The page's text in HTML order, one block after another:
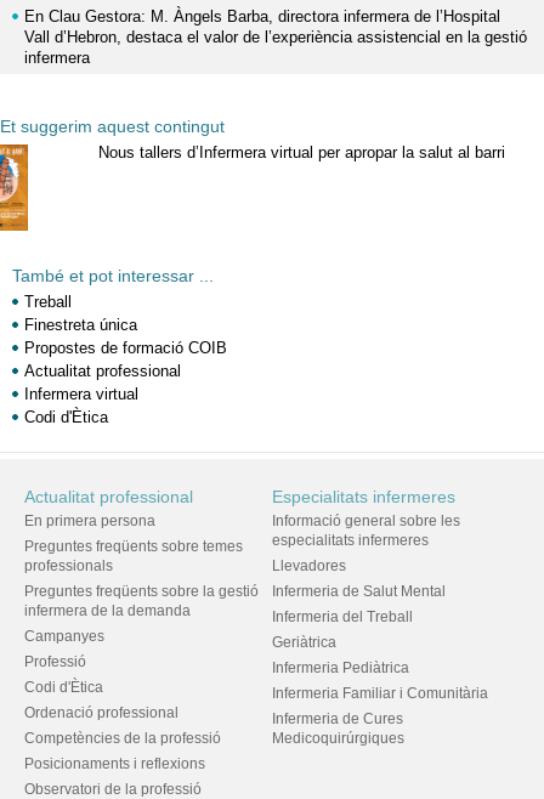
En Clau Gestora: M. Àngels Barba, directora infermera de l’Hospital
Vall d’Hebron, destaca el valor de l’experiència assistencial en la gestió
infermera
Et suggerim aquest contingut
Nous tallers d’Infermera virtual per apropar la salut al barri
També et pot interessar ...
Treball
Finestreta única
Propostes de formació COIB
Actualitat professional
Infermera virtual
Codi d'Ètica
Actualitat professional
En primera persona
Preguntes freqüents sobre temes
professionals
Preguntes freqüents sobre la gestió
infermera de la demanda
Campanyes
Professió
Codi d'Ètica
Ordenació professional
Competències de la professió
Posicionaments i reflexions
Observatori de la professió
Especialitats infermeres
Informació general sobre les
especialitats infermeres
Llevadores
Infermeria de Salut Mental
Infermeria del Treball
Geriàtrica
Infermeria Pediàtrica
Infermeria Familiar i Comunitària
Infermeria de Cures
Medicoquirúrgiques